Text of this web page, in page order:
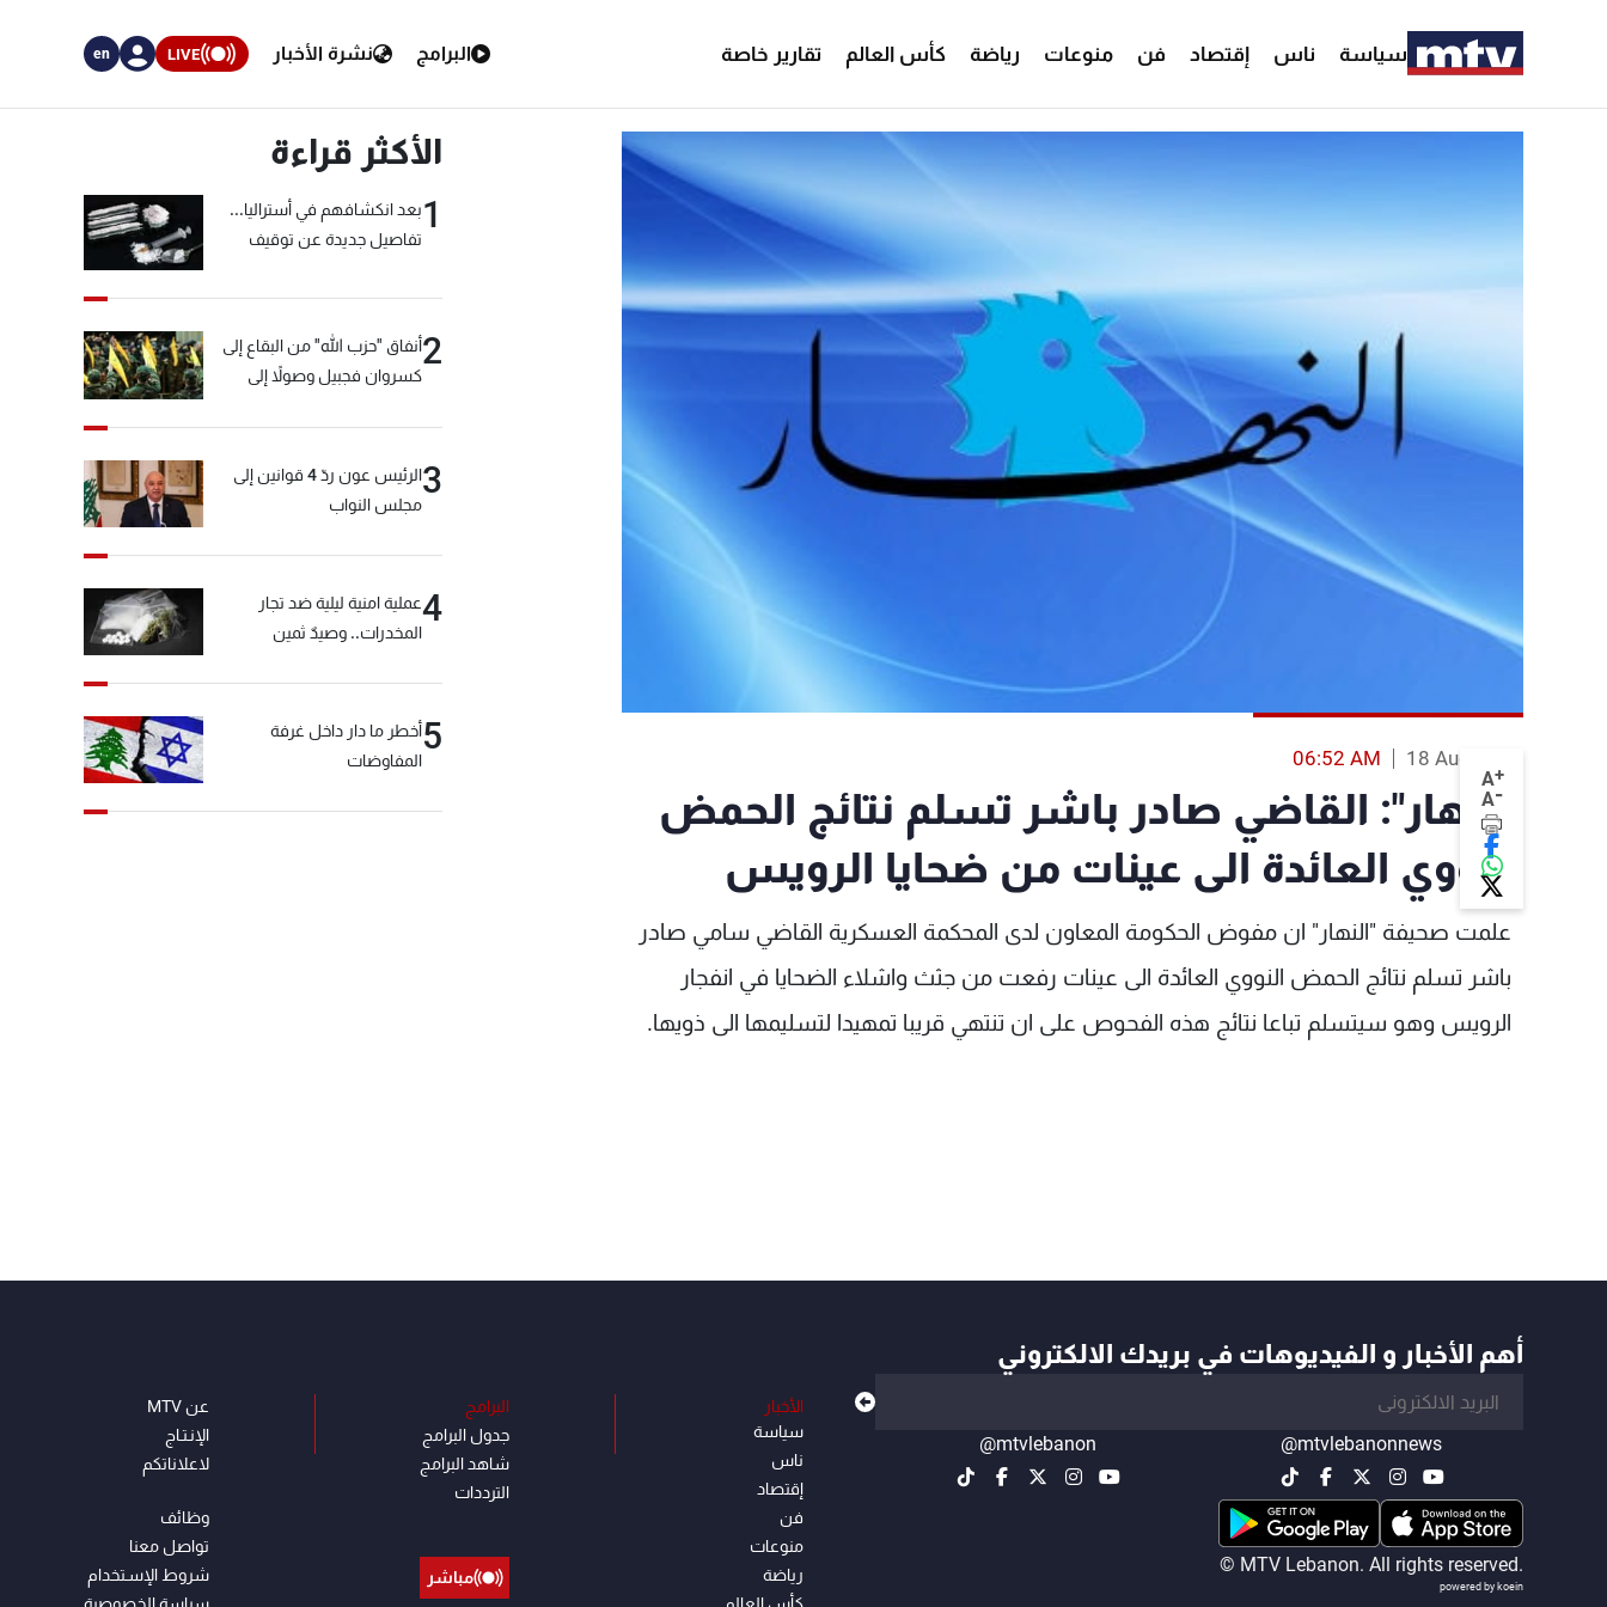
سياسة ناس إقتصاد فن منوعات رياضة كأس العالم تقارير خاصة البرامج نشرة الأخبار LIVE
en
A+
A-
18 Aug 2013
06:52 AM
"النهار": القاضي صادر باشر تسلم نتائج الحمض
النووي العائدة الى عينات من ضحايا الرويس
علمت صحيفة "النهار" ان مفوض الحكومة المعاون لدى المحكمة العسكرية القاضي سامي صادر
باشر تسلم نتائج الحمض النووي العائدة الى عينات رفعت من جثث واشلاء الضحايا في انفجار
الرويس وهو سيتسلم تباعا نتائج هذه الفحوص على ان تنتهي قريبا تمهيدا لتسليمها الى ذويها.
الأكثر قراءة
1بعد انكشافهم في أستراليا...
تفاصيل جديدة عن توقيف
2أنفاق "حزب الله" من البقاع إلى
كسروان فجبيل وصولاً إلى
3
الرئيس عون ردّ 4 قوانين إلى
مجلس النواب
4عملية امنية ليلية ضد تجار
المخدرات.. وصيدٌ ثمين
5أخطر ما دار داخل غرفة
المفاوضات
أهم الأخبار و الفيديوهات في بريدك الالكتروني
@mtvlebanonnews
@mtvlebanon
© MTV Lebanon. All rights reserved.
powered by koein
الأخبار
سياسة
ناس
إقتصاد
فن
منوعات
رياضة
البرامج
جدول البرامج
شاهد البرامج
الترددات
مباشر
عن MTV
الإنـتـاج
لاعلاناتكم
وظائف
تواصل معنا
شروط الإسـتخدام